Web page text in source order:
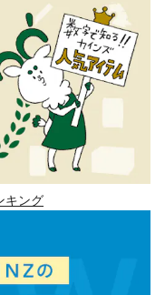
キング